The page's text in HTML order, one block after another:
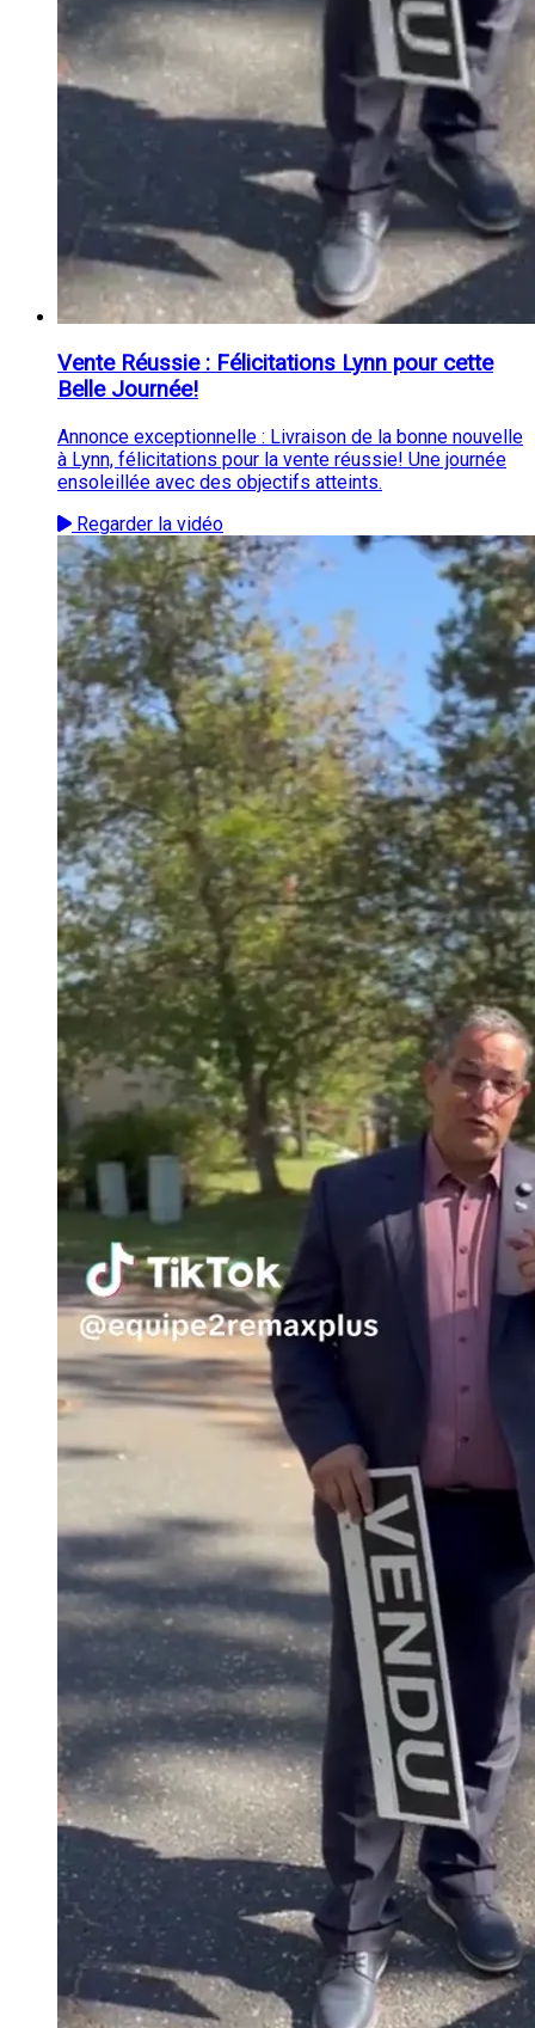
Vente Réussie : Félicitations Lynn pour cette
Belle Journée!
Annonce exceptionnelle : Livraison de la bonne nouvelle
à Lynn, félicitations pour la vente réussie! Une journée
ensoleillée avec des objectifs atteints.
Regarder la vidéo